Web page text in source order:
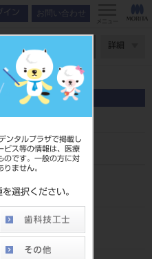
ンタルプラザで掲載し
ビス等の情報は、医療
のです。一般の方に対
ません。
選択ください。
イン お問い合わせ
メニュー
詳細
ントFG 大型 1入 1SL
大型 1入 1SL
206510018
JAN/EANコード